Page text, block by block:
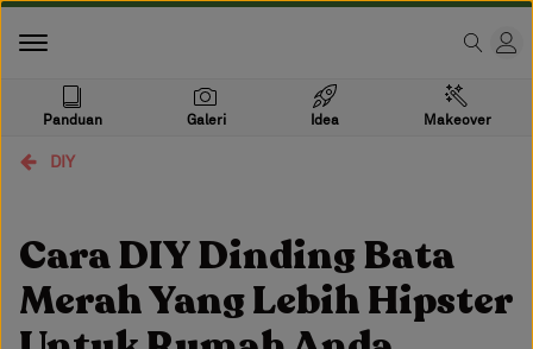
Panduan Galeri Idea Makeover
DIY
Cara DIY Dinding Bata
Merah Yang Lebih Hipster